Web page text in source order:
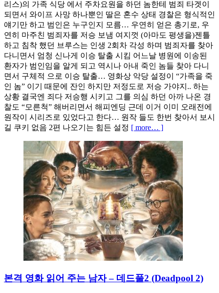
리스)의 가족 식당 에서 주차요원을 하던 놈한테 범죄 타겟이
되면서 와이프 사망 하나뿐인 딸은 혼수 상태 경찰은 형식적인
얘기만 하고 범인은 누구인지 모름… 우연히 얻은 총기로, 우
연히 마주친 범죄자를 저승 보냄 여지껏 (아마도 평생을)젠틀
하고 침착 했던 브루스는 인생 2회차 각성 하며 범죄자를 찾아
다니면서 엄청 신나게 이승 탈출 시킴 어느날 병원에 이송된
환자가 범인임을 알게 되고 역시나 아내 죽인 놈들 찾아 다니
면서 구체적 으로 이승 탈출… 영화상 악당 설정이 “가족을 죽
인 놈” 이기 때문에 잔인 하지만 저정도로 저승 가야지.. 하는
상황 결국엔 죄다 저승행 시키고 그를 의심 하던 아까 나온 경
찰도 “모른척” 해버리면서 해피엔딩 근데 이거 이미 오래전에
원작이 시리즈로 있었다고 한다… 원작 들도 한번 찾아서 보시
길 쿠키 없음 2편 나오기는 힘든 설정 [ more… ]
본격 영화 읽어 주는 남자 – 데드풀2 (Deadpool 2)